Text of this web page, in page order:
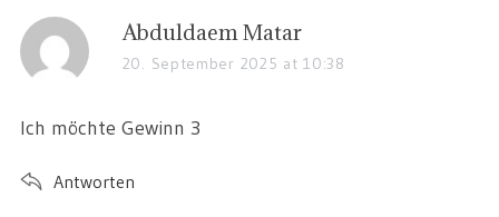
Abduldaem Matar
20. September 2025 at 10:38
Ich möchte Gewinn 3
Antworten